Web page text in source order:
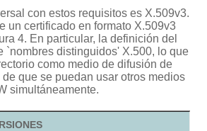
con estos requisitos es X.509v3.
un certificado en formato X.509v3
4. En particular, la definición del
`nombres distinguidos' X.500, lo que
como medio de difusión de
que se puedan usar otros medios
simultáneamente.